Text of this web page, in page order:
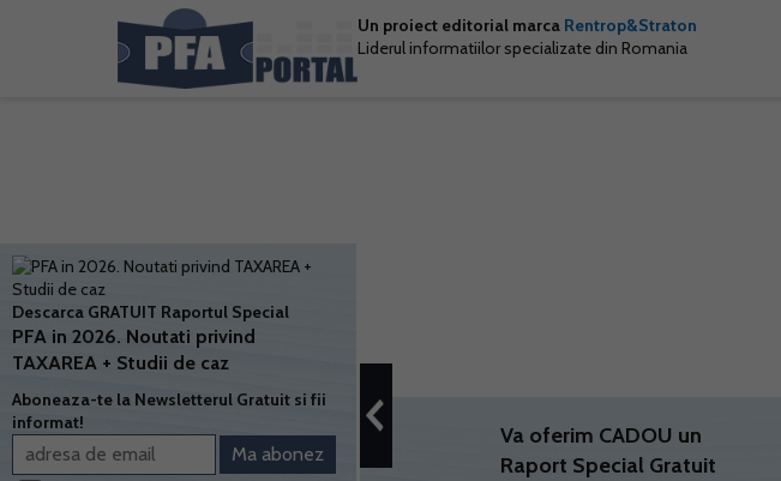
Un proiect editorial marca Rentrop&Straton
Liderul informatiilor specializate din Romania
Va oferim CADOU un
Raport Special Gratuit
Descarca GRATUIT Raportul Special
PFA in 2026. Noutati privind
TAXAREA + Studii de caz
Aboneaza-te la Newsletterul Gratuit si fii
informat!